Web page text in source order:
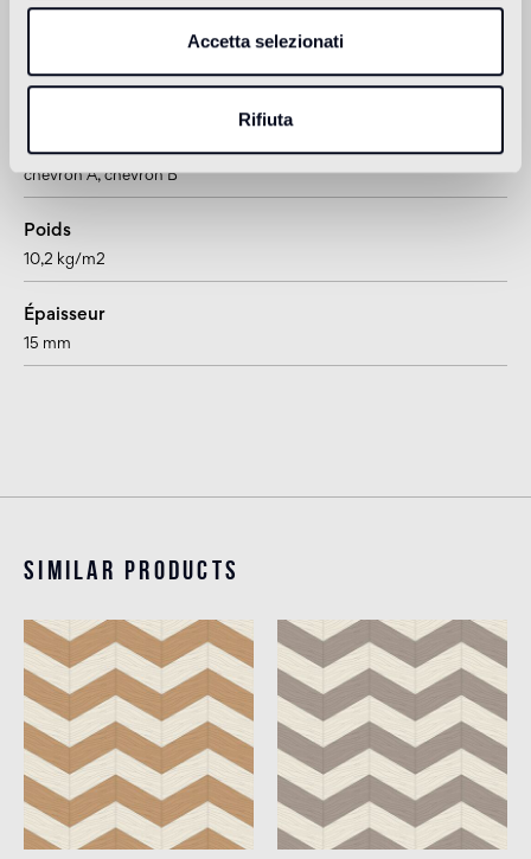
Accetta selezionati
Rifiuta
Informations sur le produit
chevron A, chevron B
Poids
10,2 kg/m2
Épaisseur
15 mm
Similar products